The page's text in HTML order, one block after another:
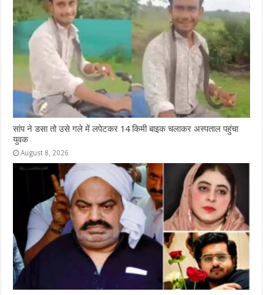
सांप ने डसा तो उसे गले में लपेटकर 14 किमी बाइक चलाकर अस्पताल पहुंचा
युवक
August 8, 2026